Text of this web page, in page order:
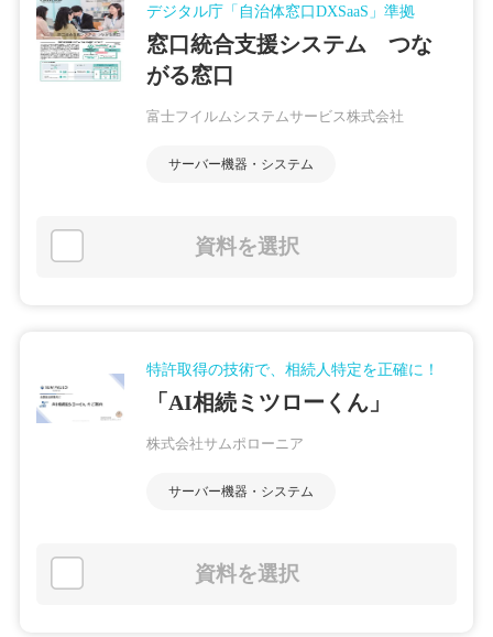
デジタル庁「自治体窓口DXSaaS」準拠
窓口統合支援システム つな
がる窓口
富士フイルムシステムサービス株式会社
サーバー機器・システム
資料を選択
特許取得の技術で、相続人特定を正確に！
「AI相続ミツローくん」
株式会社サムポローニア
サーバー機器・システム
資料を選択